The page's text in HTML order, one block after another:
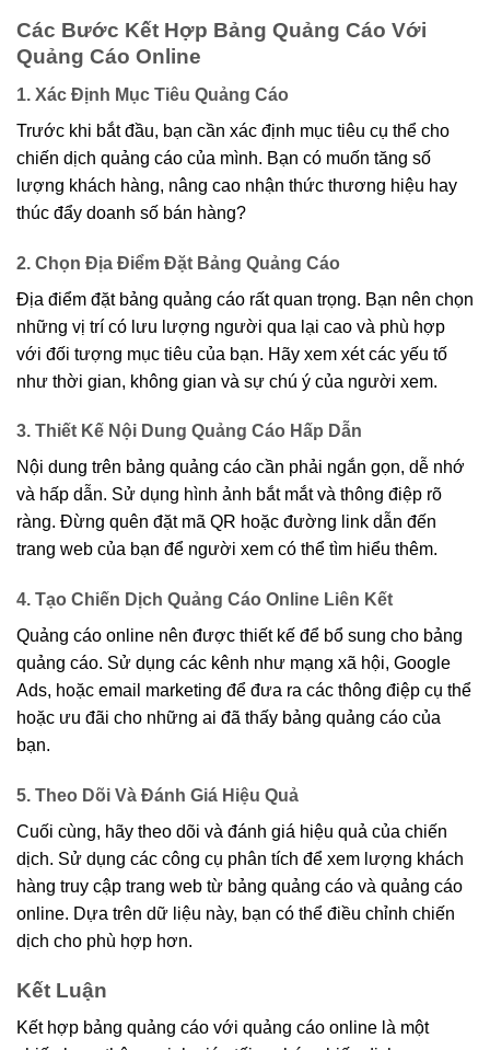
Các Bước Kết Hợp Bảng Quảng Cáo Với
Quảng Cáo Online
1. Xác Định Mục Tiêu Quảng Cáo
Trước khi bắt đầu, bạn cần xác định mục tiêu cụ thể cho
chiến dịch quảng cáo của mình. Bạn có muốn tăng số
lượng khách hàng, nâng cao nhận thức thương hiệu hay
thúc đẩy doanh số bán hàng?
2. Chọn Địa Điểm Đặt Bảng Quảng Cáo
Địa điểm đặt bảng quảng cáo rất quan trọng. Bạn nên chọn
những vị trí có lưu lượng người qua lại cao và phù hợp
với đối tượng mục tiêu của bạn. Hãy xem xét các yếu tố
như thời gian, không gian và sự chú ý của người xem.
3. Thiết Kế Nội Dung Quảng Cáo Hấp Dẫn
Nội dung trên bảng quảng cáo cần phải ngắn gọn, dễ nhớ
và hấp dẫn. Sử dụng hình ảnh bắt mắt và thông điệp rõ
ràng. Đừng quên đặt mã QR hoặc đường link dẫn đến
trang web của bạn để người xem có thể tìm hiểu thêm.
4. Tạo Chiến Dịch Quảng Cáo Online Liên Kết
Quảng cáo online nên được thiết kế để bổ sung cho bảng
quảng cáo. Sử dụng các kênh như mạng xã hội, Google
Ads, hoặc email marketing để đưa ra các thông điệp cụ thể
hoặc ưu đãi cho những ai đã thấy bảng quảng cáo của
bạn.
5. Theo Dõi Và Đánh Giá Hiệu Quả
Cuối cùng, hãy theo dõi và đánh giá hiệu quả của chiến
dịch. Sử dụng các công cụ phân tích để xem lượng khách
hàng truy cập trang web từ bảng quảng cáo và quảng cáo
online. Dựa trên dữ liệu này, bạn có thể điều chỉnh chiến
dịch cho phù hợp hơn.
Kết Luận
Kết hợp bảng quảng cáo với quảng cáo online là một